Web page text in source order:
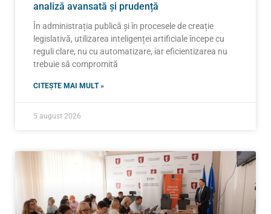
analiză avansată și prudență
În administrația publică și în procesele de creație
legislativă, utilizarea inteligenței artificiale începe cu
reguli clare, nu cu automatizare, iar eficientizarea nu
trebuie să compromită
CITEȘTE MAI MULT »
5 august 2026